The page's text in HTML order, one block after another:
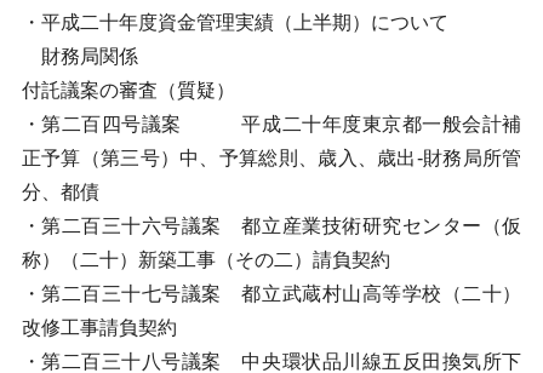
・平成二十年度資金管理実績（上半期）について
財務局関係
付託議案の審査（質疑）
・第二百四号議案 平成二十年度東京都一般会計補
正予算（第三号）中、予算総則、歳入、歳出-財務局所管
分、都債
・第二百三十六号議案 都立産業技術研究センター（仮
称）（二十）新築工事（その二）請負契約
・第二百三十七号議案 都立武蔵村山高等学校（二十）
改修工事請負契約
・第二百三十八号議案 中央環状品川線五反田換気所下